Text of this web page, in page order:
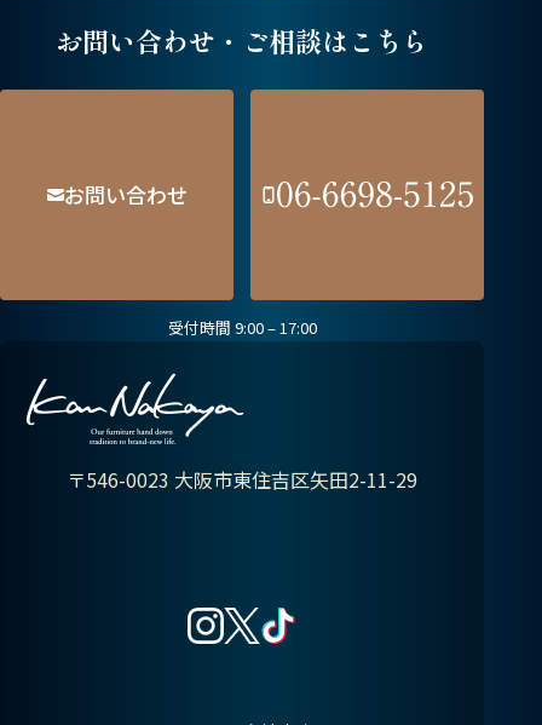
お問い合わせ・ご相談はこちら
お問い合わせ
番
号
受付時間 9:00 – 17:00
〒546-0023 大阪市東住吉区矢田2-11-29